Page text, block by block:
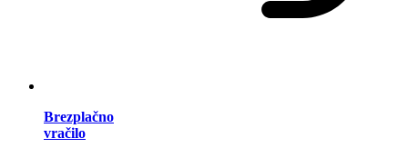
Brezplačno
vračilo